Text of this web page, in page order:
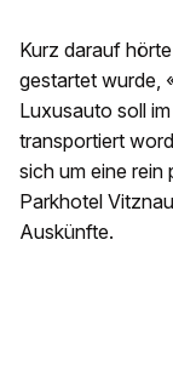
Kurz darauf
gestartet wurde,
Luxusauto soll
transportiert
sich um eine rein
Parkhotel
Auskünfte.